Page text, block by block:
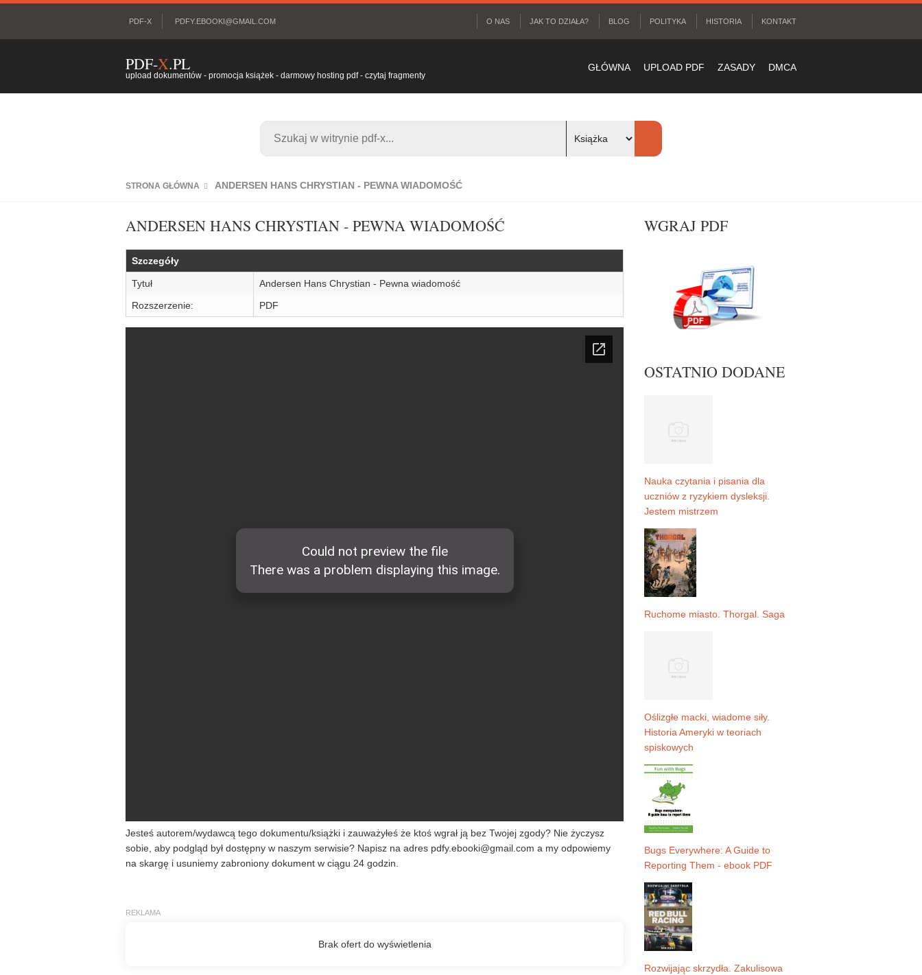
PDF-X PDFY.EBOOKI@GMAIL.COM O NAS JAK TO DZIAŁA? BLOG POLITYKA HISTORIA KONTAKT
PDF-X.PL
upload dokumentów - promocja książek - darmowy hosting pdf - czytaj fragmenty
GŁÓWNA UPLOAD PDF ZASADY DMCA
STRONA GŁÓWNA ANDERSEN HANS CHRYSTIAN - PEWNA WIADOMOŚĆ
ANDERSEN HANS CHRYSTIAN - PEWNA WIADOMOŚĆ
Szczegóły
Tytuł
Andersen Hans Chrystian - Pewna wiadomość
Rozszerzenie:
PDF
Jesteś autorem/wydawcą tego dokumentu/książki i zauważyłeś że ktoś wgrał ją bez Twojej zgody? Nie życzysz
sobie, aby podgląd był dostępny w naszym serwisie? Napisz na adres pdfy.ebooki@gmail.com a my odpowiemy
na skargę i usuniemy zabroniony dokument w ciągu 24 godzin.
WGRAJ PDF
OSTATNIO DODANE
Nauka czytania i pisania dla
uczniów z ryzykiem dysleksji.
Jestem mistrzem
Ruchome miasto. Thorgal. Saga
Oślizgłe macki, wiadome siły.
Historia Ameryki w teoriach
spiskowych
Bugs Everywhere: A Guide to
Reporting Them - ebook PDF
Rozwijając skrzydła. Zakulisowa